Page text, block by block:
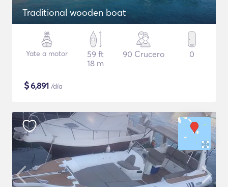
Traditional wooden boat
Yate a motor
59 ft
18 m
90 Crucero 0
$6,891 /día